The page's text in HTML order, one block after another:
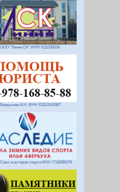
"Линия СК" ИНН 9111030039
А.Н. ИНН 911113162887
мастеров спорта ИНН 7718289279